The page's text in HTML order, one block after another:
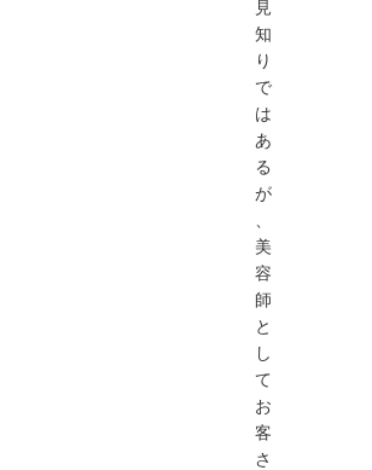
見
知
り
で
は
あ
る
が
美
容
師
と
し
て
お
客
さ